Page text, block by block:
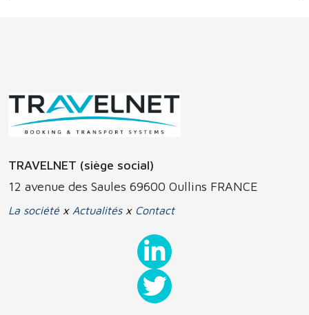
TRAVELNET (siège social)
12 avenue des Saules 69600 Oullins FRANCE
La société x Actualitésx Contact